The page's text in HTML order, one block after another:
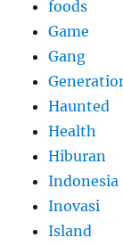
foods
Game
Gang
Haunted
Health
Hiburan
Indonesia
Inovasi
Island